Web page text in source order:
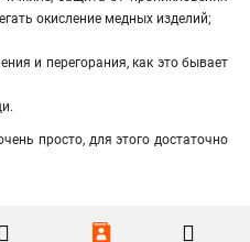
окисление медных изделий;
и перегорания, как это бывает
просто, для этого достаточно